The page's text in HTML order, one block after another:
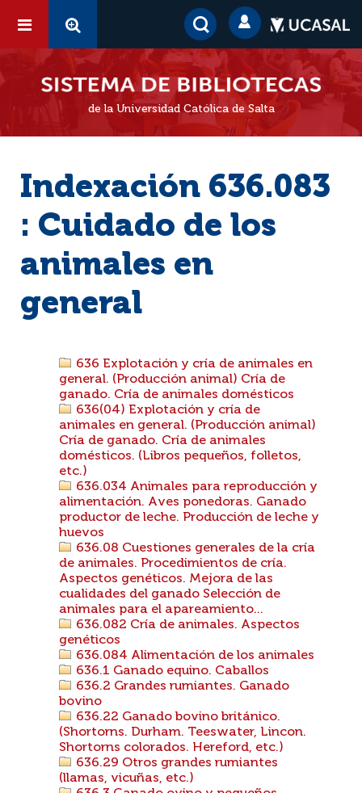
de la Universidad Católica de Salta
Indexación 636.083
: Cuidado de los
animales en
general
636 Explotación y cría de animales en
general. (Producción animal) Cría de
ganado. Cría de animales domésticos
636(04) Explotación y cría de
animales en general. (Producción animal)
Cría de ganado. Cría de animales
domésticos. (Libros pequeños, folletos,
etc.)
636.034 Animales para reproducción y
alimentación. Aves ponedoras. Ganado
productor de leche. Producción de leche y
huevos
636.08 Cuestiones generales de la cría
de animales. Procedimientos de cría.
Aspectos genéticos. Mejora de las
cualidades del ganado Selección de
animales para el apareamiento...
636.082 Cría de animales. Aspectos
genéticos
636.084 Alimentación de los animales
636.1 Ganado equino. Caballos
636.2 Grandes rumiantes. Ganado
bovino
636.22 Ganado bovino británico.
(Shortorns. Durham. Teeswater, Lincon.
Shortorns colorados. Hereford, etc.)
636.29 Otros grandes rumiantes
(llamas, vicuñas, etc.)